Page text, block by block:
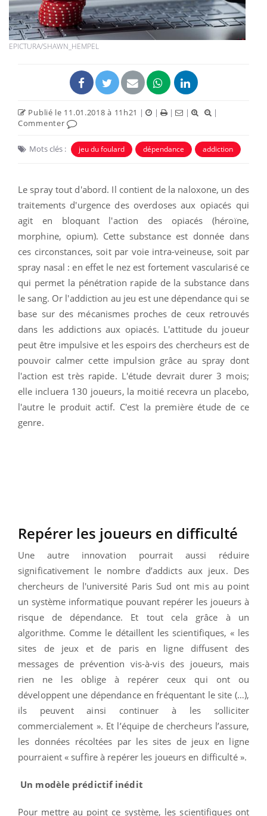
EPICTURA/SHAWN_HEMPEL
Publié le 11.01.2018 à 11h21 | | | |
|
Commenter
Mots clés : jeu du foulard dépendance addiction
Le spray tout d'abord. Il contient de la naloxone, un des
traitements d'urgence des overdoses aux opiacés qui
agit en bloquant l'action des opiacés (héroïne,
morphine, opium). Cette substance est donnée dans
ces circonstances, soit par voie intra-veineuse, soit par
spray nasal : en effet le nez est fortement vascularisé ce
qui permet la pénétration rapide de la substance dans
le sang. Or l'addiction au jeu est une dépendance qui se
base sur des mécanismes proches de ceux retrouvés
dans les addictions aux opiacés. L'attitude du joueur
peut être impulsive et les espoirs des chercheurs est de
pouvoir calmer cette impulsion grâce au spray dont
l'action est très rapide. L'étude devrait durer 3 mois;
elle incluera 130 joueurs, la moitié recevra un placebo,
l'autre le produit actif. C'est la première étude de ce
genre.
Repérer les joueurs en difficulté
Une autre innovation pourrait aussi réduire
significativement le nombre d’addicts aux jeux. Des
chercheurs de l'université Paris Sud ont mis au point
un système informatique pouvant repérer les joueurs à
risque de dépendance. Et tout cela grâce à un
algorithme. Comme le détaillent les scientifiques, « les
sites de jeux et de paris en ligne diffusent des
messages de prévention vis-à-vis des joueurs, mais
rien ne les oblige à repérer ceux qui ont ou
développent une dépendance en fréquentant le site (…),
ils peuvent ainsi continuer à les solliciter
commercialement ». Et l’équipe de chercheurs l’assure,
les données récoltées par les sites de jeux en ligne
pourraient « suffire à repérer les joueurs en difficulté ».
Un modèle prédictif inédit
Pour mettre au point ce système, les scientifiques ont